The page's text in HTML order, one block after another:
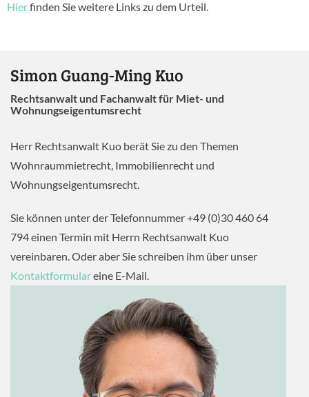
Hierfinden Sie weitere Links zu dem Urteil.
Simon Guang-Ming Kuo
Rechtsanwalt und Fachanwalt für Miet- und
Wohnungseigentumsrecht
Herr Rechtsanwalt Kuo berät Sie zu den Themen
Wohnraummietrecht, Immobilienrecht und
Wohnungseigentumsrecht.
Sie können unter der Telefonnummer +49 (0)30 460 64
794 einen Termin mit Herrn Rechtsanwalt Kuo
vereinbaren. Oder aber Sie schreiben ihm über unser
Kontaktformulareine E-Mail.